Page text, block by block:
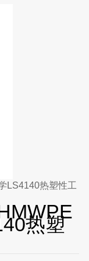
LS4140热塑性工
热塑